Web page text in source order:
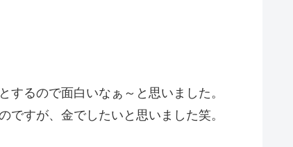
るので面白いなぁ～と思いました。
ですが、金でしたいと思いました笑。